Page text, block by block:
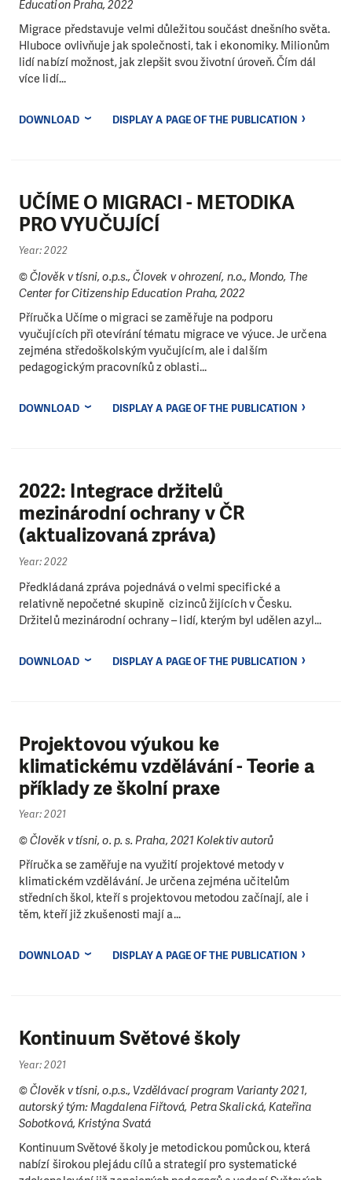
Education Praha, 2022
Migrace představuje velmi důležitou součást dnešního světa.
Hluboce ovlivňuje jak společnosti, tak i ekonomiky. Milionům
lidí nabízí možnost, jak zlepšit svou životní úroveň. Čím dál
více lidí...
DOWNLOAD DISPLAY A PAGE OF THE PUBLICATION
UČÍME O MIGRACI - METODIKA
PRO VYUČUJÍCÍ
Year: 2022
© Člověk v tísni, o.p.s., Človek v ohrození, n.o., Mondo, The
Center for Citizenship Education Praha, 2022
Příručka Učíme o migraci se zaměřuje na podporu
vyučujících při otevírání tématu migrace ve výuce. Je určena
zejména středoškolským vyučujícím, ale i dalším
pedagogickým pracovníků z oblasti...
DOWNLOAD DISPLAY A PAGE OF THE PUBLICATION
2022: Integrace držitelů
mezinárodní ochrany v ČR
(aktualizovaná zpráva)
Year: 2022
Předkládaná zpráva pojednává o velmi specifické a
relativně nepočetné skupině cizinců žijících v Česku.
Držitelů mezinárodní ochrany – lidí, kterým byl udělen azyl...
DOWNLOAD DISPLAY A PAGE OF THE PUBLICATION
Projektovou výukou ke
klimatickému vzdělávání - Teorie a
příklady ze školní praxe
Year: 2021
© Člověk v tísni, o. p. s. Praha, 2021 Kolektiv autorů
Příručka se zaměřuje na využití projektové metody v
klimatickém vzdělávání. Je určena zejména učitelům
středních škol, kteří s projektovou metodou začínají, ale i
těm, kteří již zkušenosti mají a...
DOWNLOAD DISPLAY A PAGE OF THE PUBLICATION
Kontinuum Světové školy
Year: 2021
© Člověk v tísni, o.p.s., Vzdělávací program Varianty 2021,
autorský tým: Magdalena Fiřtová, Petra Skalická, Kateřina
Sobotková, Kristýna Svatá
Kontinuum Světové školy je metodickou pomůckou, která
nabízí širokou plejádu cílů a strategií pro systematické